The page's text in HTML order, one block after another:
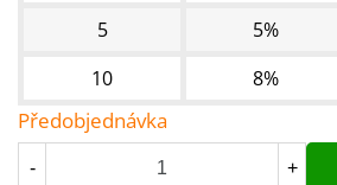
5
5%
10
8%
Předobjednávka
- +